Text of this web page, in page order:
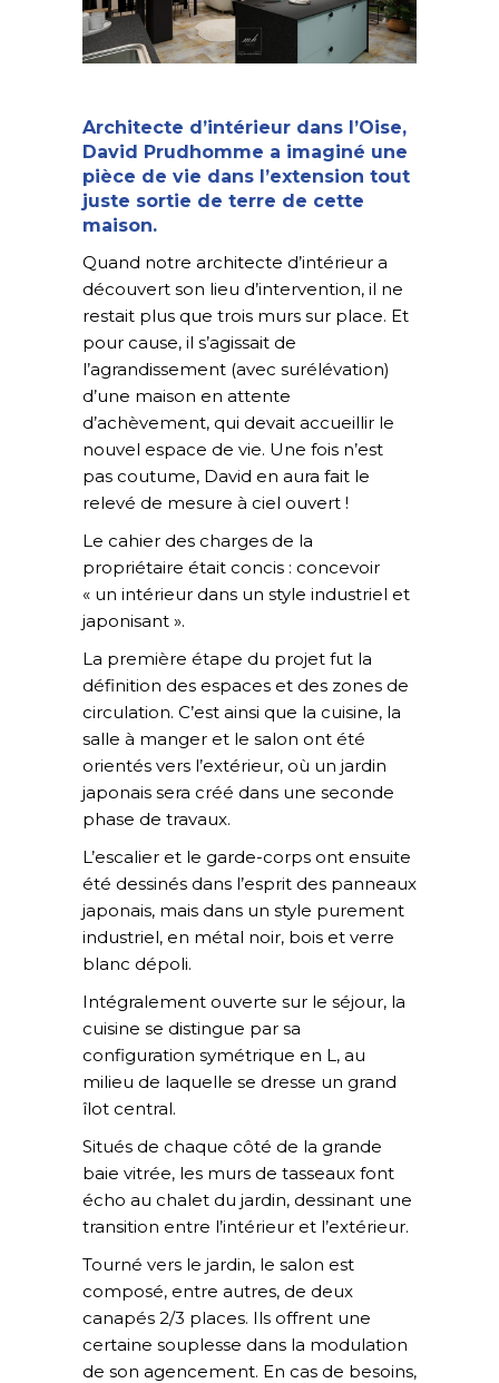
Architecte d’intérieur dans l’Oise,
David Prudhomme a imaginé une
pièce de vie dans l’extension tout
juste sortie de terre de cette
maison.
Quand notre architecte d’intérieur a
découvert son lieu d’intervention, il ne
restait plus que trois murs sur place. Et
pour cause, il s’agissait de
l’agrandissement (avec surélévation)
d’une maison en attente
d’achèvement, qui devait accueillir le
nouvel espace de vie. Une fois n’est
pas coutume, David en aura fait le
relevé de mesure à ciel ouvert !
Le cahier des charges de la
propriétaire était concis : concevoir
« un intérieur dans un style industriel et
japonisant ».
La première étape du projet fut la
définition des espaces et des zones de
circulation. C’est ainsi que la cuisine, la
salle à manger et le salon ont été
orientés vers l’extérieur, où un jardin
japonais sera créé dans une seconde
phase de travaux.
L’escalier et le garde-corps ont ensuite
été dessinés dans l’esprit des panneaux
japonais, mais dans un style purement
industriel, en métal noir, bois et verre
blanc dépoli.
Intégralement ouverte sur le séjour, la
cuisine se distingue par sa
configuration symétrique en L, au
milieu de laquelle se dresse un grand
îlot central.
Situés de chaque côté de la grande
baie vitrée, les murs de tasseaux font
écho au chalet du jardin, dessinant une
transition entre l’intérieur et l’extérieur.
Tourné vers le jardin, le salon est
composé, entre autres, de deux
canapés 2/3 places. Ils offrent une
certaine souplesse dans la modulation
de son agencement. En cas de besoins,